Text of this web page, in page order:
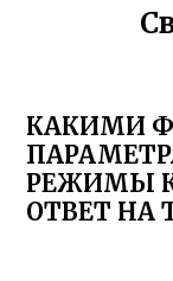
КАКИМИ
РЕЖИМЫ
ОТВЕТ НА